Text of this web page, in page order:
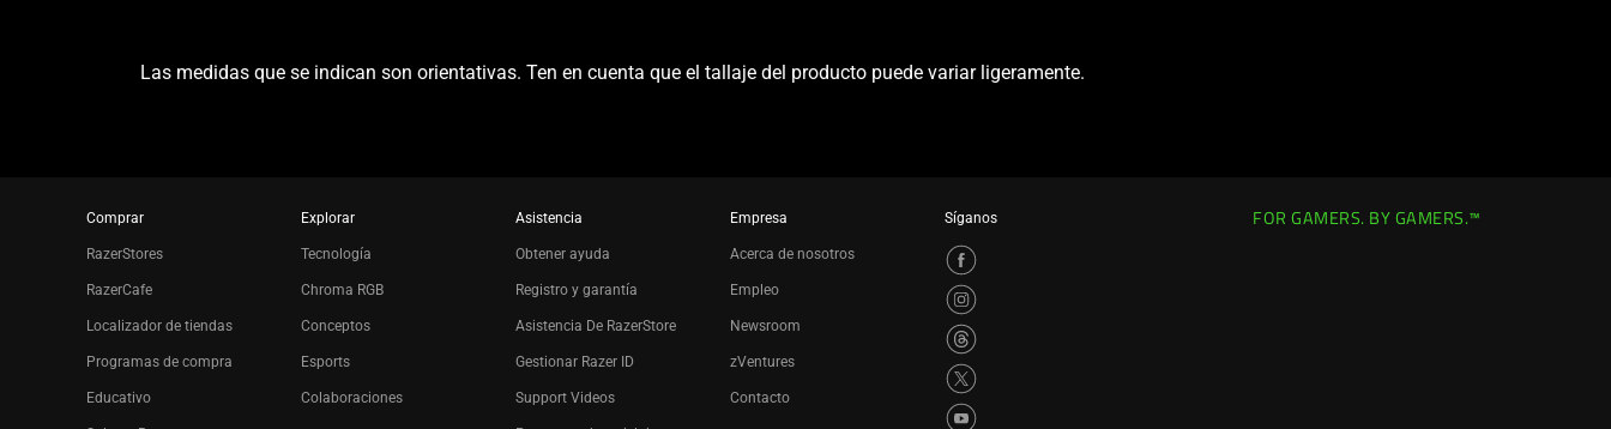
Las medidas que se indican son orientativas. Ten en cuenta que el tallaje del producto puede variar ligeramente.
Comprar
RazerStores
RazerCafe
Localizador de tiendas
Programas de compra
Educativo
Explorar
Tecnología
Chroma RGB
Conceptos
Esports
Colaboraciones
Asistencia
Obtener ayuda
Registro y garantía
Asistencia De RazerStore
Gestionar Razer ID
Support Videos
Empresa
Acerca de nosotros
Empleo
Newsroom
zVentures
Contacto
Síganos FOR GAMERS. BY GAMERS.™